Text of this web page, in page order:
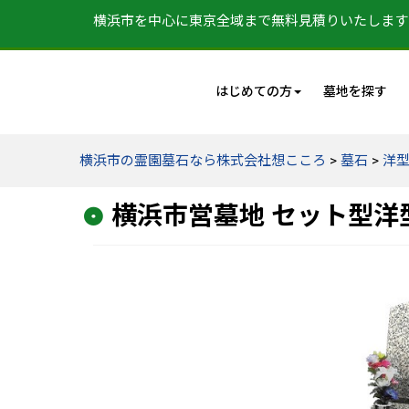
横浜市を中心に東京全域まで無料見積りいたします
はじめての方 墓地を探す
横浜市の霊園墓石なら株式会社想こころ > 墓石 > 洋
横浜市営墓地 セット型洋